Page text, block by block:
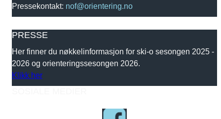
Pressekontakt: nof@orientering.no
PRESSE
Her finner du nøkkelinformasjon for ski-o sesongen 2025 -
2026 og orienteringssesongen 2026.
Klikk her